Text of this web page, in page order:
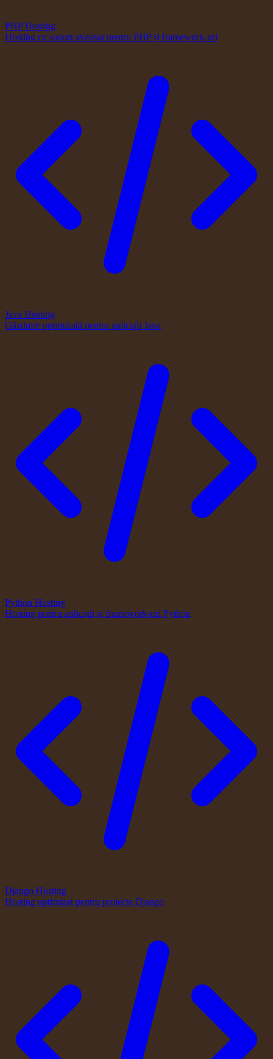
PHP Hosting
Hosting cu suport avansat pentru PHP și framework-uri
Java Hosting
Găzduire optimizată pentru aplicații Java
Python Hosting
Hosting pentru aplicații și framework-uri Python
Django Hosting
Hosting optimizat pentru proiecte Django